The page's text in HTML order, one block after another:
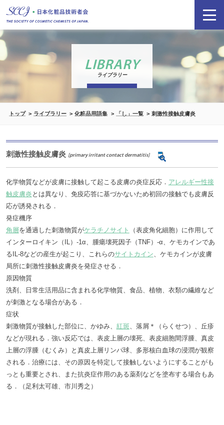
LIBRARY
ライブラリー
トップ ライブラリー 化粧品用語集 「し」一覧 刺激性接触皮膚炎
刺激性接触皮膚炎 [primary irritant contact dermatitis]
化学物質などが皮膚に接触して起こる皮膚の炎症反応． アレルギー性接
触皮膚炎 とは異なり、免疫応答に基づかないため初回の接触でも皮膚反
応が誘発される．
発症機序
角層を通過した刺激物質がケラチノサイト
（表皮角化細胞）に作用して
インターロイキン（IL）-1α、腫瘍壊死因子（TNF）-α、ケモカインであ
るIL-8などの産生が起こり、これらのサイトカイン、ケモカインが皮膚
局所に刺激性接触皮膚炎を発症させる．
原因物質
洗剤、日常生活用品に含まれる化学物質、食品、植物、衣類の繊維など
が刺激となる場合がある．
症状
刺激物質が接触した部位に、かゆみ、 紅斑、落屑＊（らくせつ）、丘疹
などが現れる．強い反応では、表皮上層の壊死、表皮細胞間浮腫、真皮
上層の浮腫（むくみ）と真皮上層リンパ球、多形核白血球の浸潤が観察
される．治療には、その原因を特定して接触しないようにすることがも
っとも重要とされ、また抗炎症作用のある薬剤などを塗布する場合もあ
る．（足利太可雄、市川秀之）